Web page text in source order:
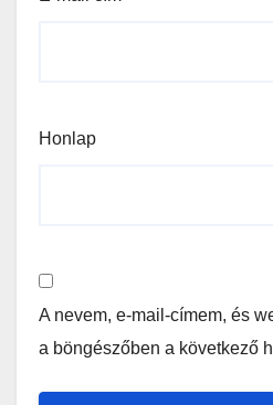
Honlap
A nevem, e-mail-címem, és
a böngészőben a következő